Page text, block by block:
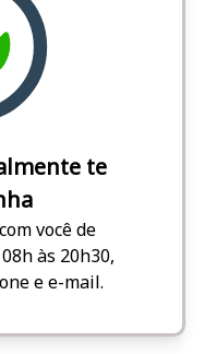
te
você de
às 20h30,
e e-mail.